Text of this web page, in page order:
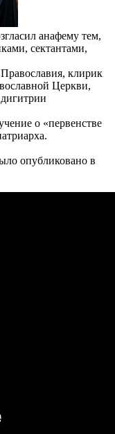
анафему тем,
сектантами,
клирик
Церкви,
о «первенстве
опубликовано в